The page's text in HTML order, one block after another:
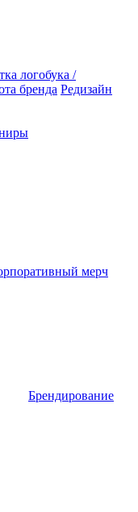
логобука /
бренда Редизайн
мерч
Брендирование